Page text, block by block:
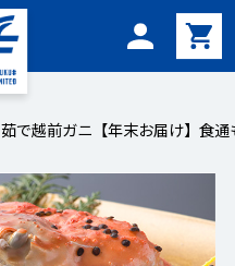
メニュー
茹で越前ガニ【年末お届け】食